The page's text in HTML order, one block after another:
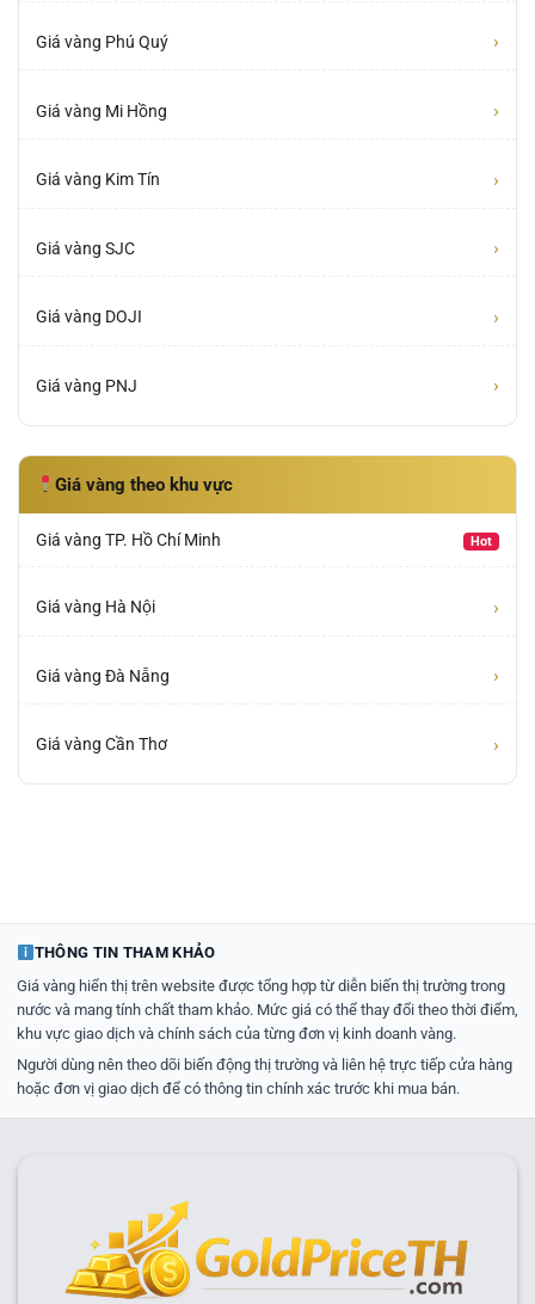
Giá vàng Phú Quý ›
Giá vàng Mi Hồng ›
Giá vàng Kim Tín ›
Giá vàng SJC ›
Giá vàng DOJI ›
Giá vàng PNJ ›
Giá vàng theo khu vực
Giá vàng TP. Hồ Chí Minh Hot
Giá vàng Hà Nội ›
Giá vàng Đà Nẵng ›
Giá vàng Cần Thơ ›
THÔNG TIN THAM KHẢO
Giá vàng hiển thị trên website được tổng hợp từ diễn biến thị trường trong
nước và mang tính chất tham khảo. Mức giá có thể thay đổi theo thời điểm,
khu vực giao dịch và chính sách của từng đơn vị kinh doanh vàng.
Người dùng nên theo dõi biến động thị trường và liên hệ trực tiếp cửa hàng
hoặc đơn vị giao dịch để có thông tin chính xác trước khi mua bán.